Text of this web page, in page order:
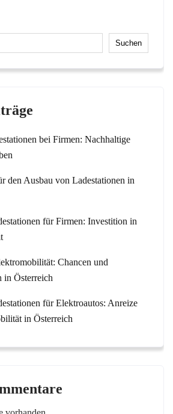
Suchen
bei Firmen: Nachhaltige
den Ausbau von Ladestationen in
für Firmen: Investition in
Chancen und
in Österreich
für Elektroautos: Anreize
in Österreich